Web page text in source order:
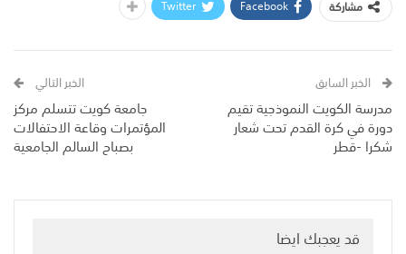
مشاركة
Facebook
Twitter
الخبر السابق
مدرسة الكويت النموذجية تقيم
دورة في كرة القدم تحت شعار
شكرا -قطر
الخبر التالي
جامعة كويت تتسلم مركز
المؤتمرات وقاعة الاحتفالات
بصباح السالم الجامعية
قد يعجبك ايضا